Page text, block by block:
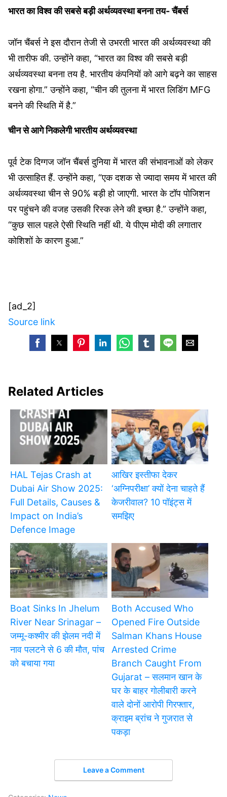
भारत का विश्व की सबसे बड़ी अर्थव्यवस्था बनना तय- चैंबर्स
जॉन चैंबर्स ने इस दौरान तेजी से उभरती भारत की अर्थव्यवस्था की
भी तारीफ की. उन्होंने कहा, “भारत का विश्व की सबसे बड़ी
अर्थव्यवस्था बनना तय है. भारतीय कंपनियों को आगे बढ़ने का साहस
रखना होगा.” उन्होंने कहा, “चीन की तुलना में भारत लिडिंग MFG
बनने की स्थिति में है.”
चीन से आगे निकलेगी भारतीय अर्थव्यवस्था
पूर्व टेक दिग्गज जॉन चैंबर्स दुनिया में भारत की संभावनाओं को लेकर
भी उत्साहित हैं. उन्होंने कहा, “एक दशक से ज्यादा समय में भारत की
अर्थव्यवस्था चीन से 90% बड़ी हो जाएगी. भारत के टॉप पोजिशन
पर पहुंचने की वजह उसकी रिस्क लेने की इच्छा है.” उन्होंने कहा,
“कुछ साल पहले ऐसी स्थिति नहीं थी. ये पीएम मोदी की लगातार
कोशिशों के कारण हुआ.”
[ad_2]
Source link
Related Articles
HAL Tejas Crash at
Dubai Air Show 2025:
Full Details, Causes &
Impact on India’s
Defence Image
आखिर इस्तीफा देकर
‘अग्निपरीक्षा’ क्यों देना चाहते हैं
केजरीवाल? 10 पॉइंट्स में
समझिए
Boat Sinks In Jhelum
River Near Srinagar –
जम्मू-कश्मीर की झेलम नदी में
नाव पलटने से 6 की मौत, पांच
को बचाया गया
Both Accused Who
Opened Fire Outside
Salman Khans House
Arrested Crime
Branch Caught From
Gujarat – सलमान खान के
घर के बाहर गोलीबारी करने
वाले दोनों आरोपी गिरफ्तार,
क्राइम ब्रांच ने गुजरात से
पकड़ा
Leave a Comment